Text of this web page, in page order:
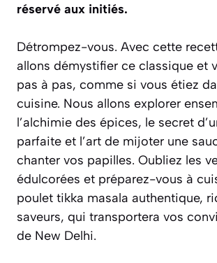
réservé aux initiés.
Détrompez-vous. Avec cette
allons démystifier ce classique et
pas à pas, comme si vous étiez
cuisine. Nous allons explorer
l’alchimie des épices, le secret
parfaite et l’art de mijoter une
chanter vos papilles. Oubliez les
édulcorées et préparez-vous à
poulet tikka masala authentique,
saveurs, qui transportera vos
de New Delhi.